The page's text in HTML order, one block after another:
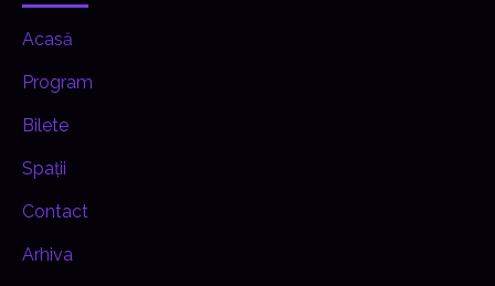
Acasă
Program
Bilete
Spații
Contact
Arhiva